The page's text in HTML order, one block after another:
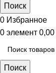
Поиск
0 Избранное
0 элемент 0,00
Поиск